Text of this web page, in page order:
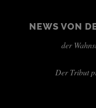
NEWS VON
der
Der Tribut